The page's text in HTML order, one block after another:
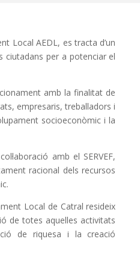
Local AEDL, es tracta d’un
ciutadans per a potenciar el
amb la finalitat de
empresaris, treballadors i
socioeconòmic i la
amb el SERVEF,
racional dels recursos
Local de Catral resideix
de totes aquelles activitats
de riquesa i la creació